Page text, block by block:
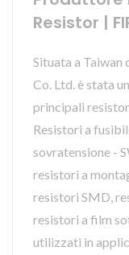
Resistor |
Situata a
Co. Ltd. è stata
principali
Resistori a
sovratensione -
resistori a
resistori SMD,
resistori a film
utilizzati in